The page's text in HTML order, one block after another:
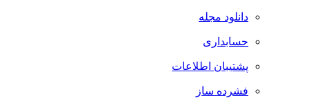
دانلود مجله
حسابداری
پشتیبان اطلاعات
فشرده ساز